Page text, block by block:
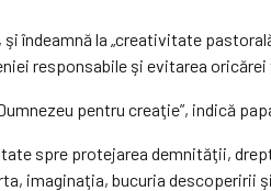
la „creativitate
responsabile şi evitarea oricărei
pentru creaţie”, indică
spre protejarea demnităţii,
imaginaţia, bucuria descoperirii